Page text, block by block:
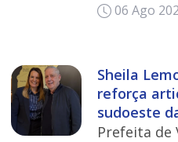
06 Ago
Sheila
reforça
sudoeste
Prefeita de